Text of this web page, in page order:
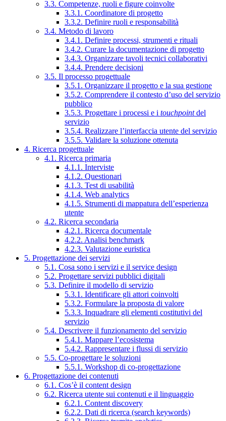
3.3. Competenze, ruoli e figure coinvolte
3.3.1. Coordinatore di progetto
3.3.2. Definire ruoli e responsabilità
3.4. Metodo di lavoro
3.4.1. Definire processi, strumenti e rituali
3.4.2. Curare la documentazione di progetto
3.4.3. Organizzare tavoli tecnici collaborativi
3.4.4. Prendere decisioni
3.5. Il processo progettuale
3.5.1. Organizzare il progetto e la sua gestione
3.5.2. Comprendere il contesto d’uso del servizio
pubblico
3.5.3. Progettare i processi e i touchpointdel
servizio
3.5.4. Realizzare l’interfaccia utente del servizio
3.5.5. Validare la soluzione ottenuta
4. Ricerca progettuale
4.1. Ricerca primaria
4.1.1. Interviste
4.1.2. Questionari
4.1.3. Test di usabilità
4.1.4. Web analytics
4.1.5. Strumenti di mappatura dell’esperienza
utente
4.2. Ricerca secondaria
4.2.1. Ricerca documentale
4.2.2. Analisi benchmark
4.2.3. Valutazione euristica
5. Progettazione dei servizi
5.1. Cosa sono i servizi e il service design
5.2. Progettare servizi pubblici digitali
5.3. Definire il modello di servizio
5.3.1. Identificare gli attori coinvolti
5.3.2. Formulare la proposta di valore
5.3.3. Inquadrare gli elementi costitutivi del
servizio
5.4. Descrivere il funzionamento del servizio
5.4.1. Mappare l’ecosistema
5.4.2. Rappresentare i flussi di servizio
5.5. Co-progettare le soluzioni
5.5.1. Workshop di co-progettazione
6. Progettazione dei contenuti
6.1. Cos’è il content design
6.2. Ricerca utente sui contenuti e il linguaggio
6.2.1. Content discovery
6.2.2. Dati di ricerca (search keywords)